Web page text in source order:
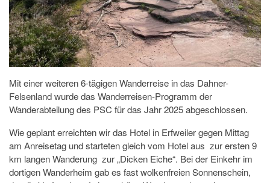
Mit einer weiteren 6-tägigen Wanderreise in das Dahner-
Felsenland wurde das Wanderreisen-Programm der
Wanderabteilung des PSC für das Jahr 2025 abgeschlossen.
Wie geplant erreichten wir das Hotel in Erfweiler gegen Mittag
am Anreisetag und starteten gleich vom Hotel aus zur ersten 9
km langen Wanderung zur „Dicken Eiche“. Bei der Einkehr im
dortigen Wanderheim gab es fast wolkenfreien Sonnenschein,